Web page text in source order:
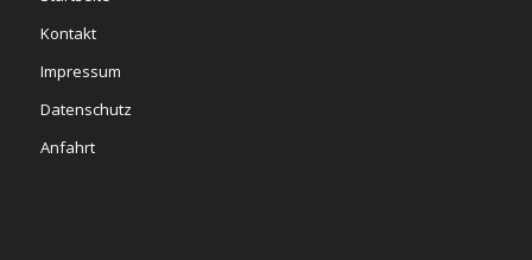
Kontakt
Impressum
Datenschutz
Anfahrt